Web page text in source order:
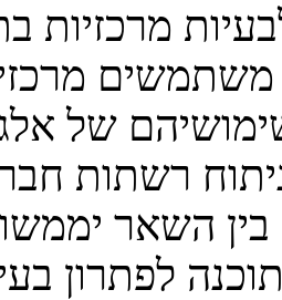
מרכזיות
משתמשים
רשתות
השאר יממשו
לפתרון